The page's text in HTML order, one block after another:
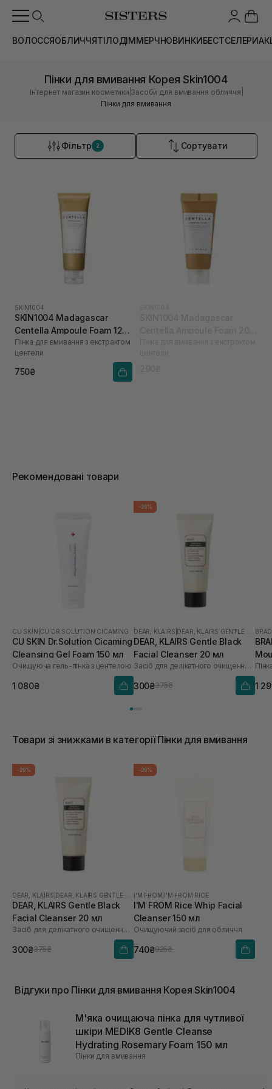
ВОЛОССЯОБЛИЧЧЯТІЛОДІММЕРЧНОВИНКИБЕСТСЕЛЕРИ
Пінки для вмивання Корея Skin1004
Інтернет магазин косметики Засоби для вмивання обличчя
Пінки для вмивання
Фільтр 2 Сортувати
SKIN1004
SKIN1004 Madagascar
Centella Ampoule Foam 125
мл
Пінка для вмивання з екстрактом
центели
750₴
Рекомендовані товари
CU SKIN CU DR.SOLUTION CICAMING
CU SKIN Dr.Solution Cicaming
Cleansing Gel Foam 150 мл
Очищуюча гель-пінка з центелою
1 080₴
-20%
DEAR, KLAIRS DEAR, KLAIRS GENTLE BLACK
DEAR, KLAIRS Gentle Black
Facial Cleanser 20 мл
Засіб для делікатного очищення обличчя
300₴375₴ 1
Товари зі знижками в категорії Пінки для вмивання
-20%
DEAR, KLAIRS
DEAR, KLAIRS Gentle Black
Facial Cleanser 20 мл
Засіб для делікатного очищення обличчя
300₴375₴
-20%
I'M FROM I'M FROM RICE
I'M FROM Rice Whip Facial
Cleanser 150 мл
Очищуючий засіб для обличчя
740₴925₴
Відгуки про Пінки для вмивання Корея Skin1004
М'яка очищаюча пінка для чутливої ​​
шкіри MEDIK8 Gentle Cleanse
Hydrating Rosemary Foam 150 мл
Пінки для вмивання